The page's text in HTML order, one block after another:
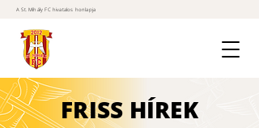
A St. Mihály FC hivatalos honlapja
FRISS HÍREK